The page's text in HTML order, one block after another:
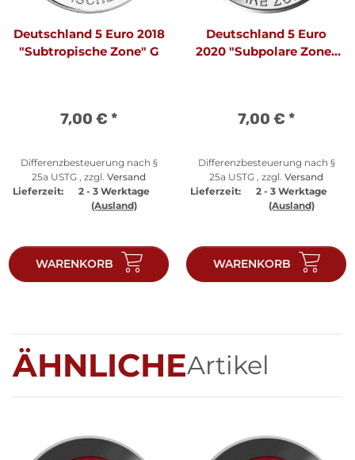
Deutschland 5 Euro 2018
"Subtropische Zone" G
7,00 € *
Differenzbesteuerung nach §
25a USTG , zzgl. Versand
Lieferzeit:
2 - 3 Werktage
(Ausland)
WARENKORB
Deutschland 5 Euro
2020 "Subpolare Zone"
7,00 € *
Differenzbesteuerung nach §
25a USTG , zzgl. Versand
Lieferzeit:
2 - 3 Werktage
(Ausland)
WARENKORB
ÄHNLICHEArtikel